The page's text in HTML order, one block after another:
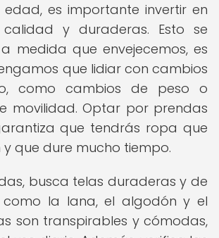
es importante invertir en
y duraderas. Esto se
medida que envejecemos, es
que lidiar con cambios
como cambios de peso o
movilidad. Optar por prendas
que tendrás ropa que
y que dure mucho tiempo.
busca telas duraderas y de
la lana, el algodón y el
son transpirables y cómodas,